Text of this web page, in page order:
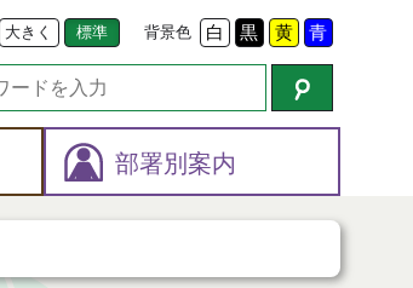
大きく 標準 背景色 白 黒 黄 青
部署別案内